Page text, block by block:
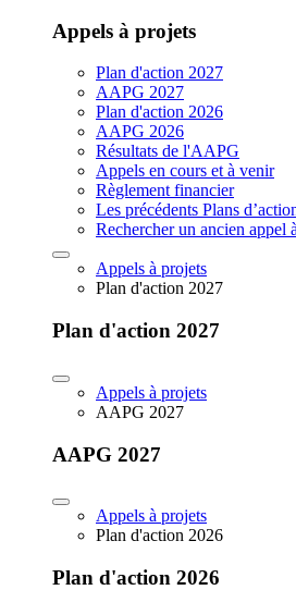
Appels à projets
Plan d'action 2027
AAPG 2027
Plan d'action 2026
AAPG 2026
Résultats de l'AAPG
Appels en cours et à venir
Règlement financier
Les précédents Plans
Rechercher un ancien appel
Appels à projets
Plan d'action 2027
Plan d'action 2027
Appels à projets
AAPG 2027
AAPG 2027
Appels à projets
Plan d'action 2026
Plan d'action 2026